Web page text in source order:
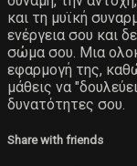
και τη μυϊκή
ενέργεια σου και
σώμα σου. Μια
εφαρμογή της,
μάθεις να
δυνατότητες σου.
Share with friends